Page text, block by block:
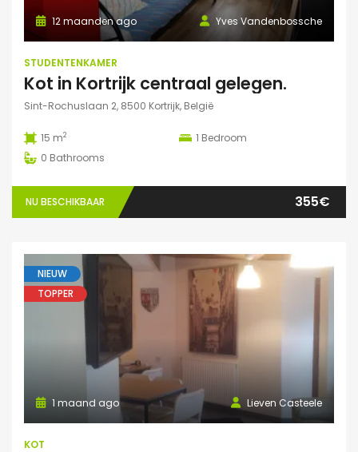
Yves Vandenbossche
12 maanden ago
STUDENTENKAMER
Kot in Kortrijk centraal gelegen.
Sint-Rochuslaan 2, 8500 Kortrijk, België
15 m2 1 Bedroom
0 Bathrooms
NU BESCHIKBAAR 355€
NIEUW
TOPPER
Lieven Casteele
1 maand ago
KOT